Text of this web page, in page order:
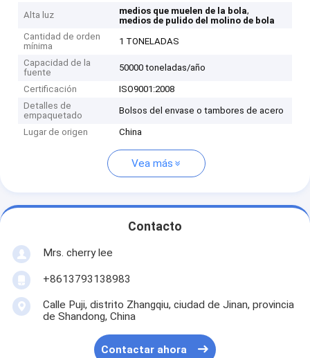
Alta luz medios que muelen de la bola,
medios de pulido del molino de bola
Cantidad de orden
mínima
1 TONELADAS
Capacidad de la
fuente
50000 toneladas/año
Certificación
ISO9001:2008
Detalles de
empaquetado
Bolsos del envase o tambores de acero
Lugar de origen China
Vea más
Contacto
Mrs. cherry lee
+8613793138983
Calle Puji, distrito Zhangqiu, ciudad de Jinan, provincia
de Shandong, China
Contactar ahora